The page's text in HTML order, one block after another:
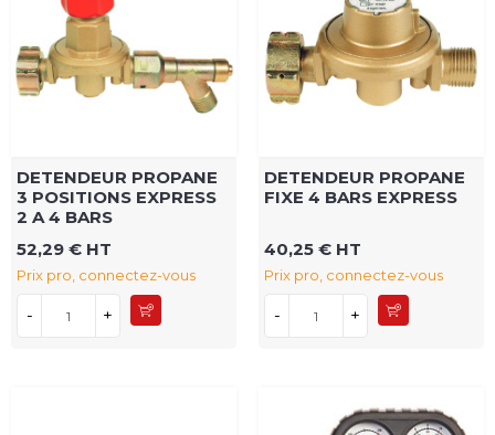
DETENDEUR PROPANE
3 POSITIONS EXPRESS
2 A 4 BARS
52,29 € HT
Prix pro, connectez-vous
- +
DETENDEUR PROPANE
FIXE 4 BARS EXPRESS
40,25 € HT
Prix pro, connectez-vous
- +